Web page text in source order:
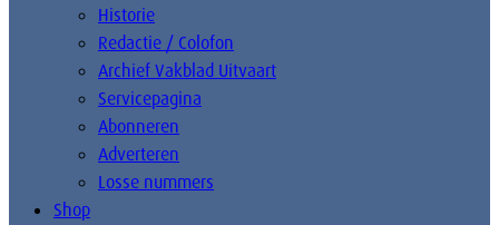
Historie
Redactie / Colofon
Archief Vakblad Uitvaart
Servicepagina
Abonneren
Adverteren
Losse nummers
Shop